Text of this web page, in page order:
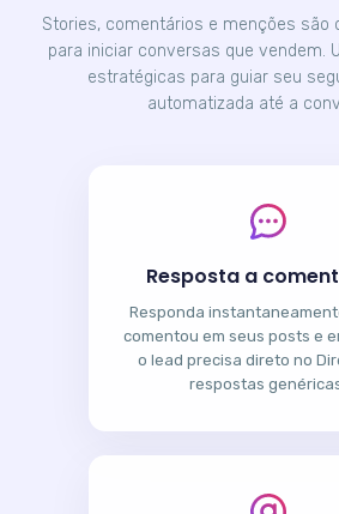
Stories, comentários e menções são
para iniciar conversas que vendem.
estratégicas para guiar seu
automatizada até a
Resposta a
Responda
comentou em seus posts e
o lead precisa direto no
respostas